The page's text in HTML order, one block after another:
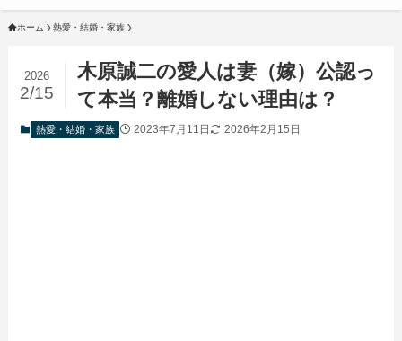
ホーム 熱愛・結婚・家族
木原誠二の愛人は妻（嫁）公認っ
て本当？離婚しない理由は？
2026
2/15
熱愛・結婚・家族 2023年7月11日 2026年2月15日